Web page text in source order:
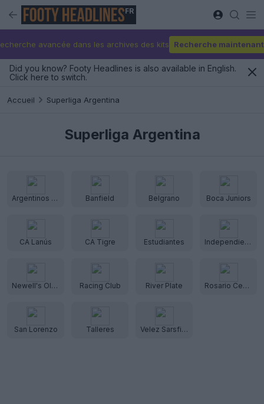
FR
avancée dans les archives des kits Recherche maintenant
Did you know? Footy Headlines is also available in English.
Click here to switch.
Accueil Superliga Argentina
Superliga Argentina
Argentinos Juniors Banfield Belgrano Boca Juniors
CA Lanús CA Tigre Estudiantes Independiente
Newell's Old Boys Racing Club River Plate Rosario Central
San Lorenzo Talleres Velez Sarsfield